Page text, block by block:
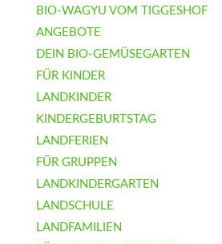
BIO-WAGYU VOM TIGGESHOF
ANGEBOTE
DEIN BIO-GEMÜSEGARTEN
FÜR KINDER
LANDKINDER
KINDERGEBURTSTAG
LANDFERIEN
FÜR GRUPPEN
LANDKINDERGARTEN
LANDSCHULE
LANDFAMILIEN